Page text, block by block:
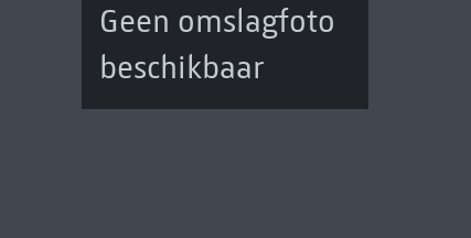
Geen omslagfoto
beschikbaar